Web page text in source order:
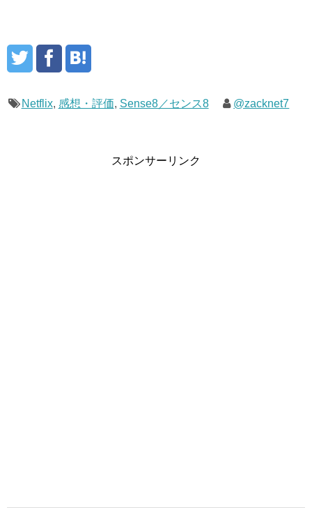
Netflix, 感想・評価, Sense8／センス8 @zacknet7
スポンサーリンク